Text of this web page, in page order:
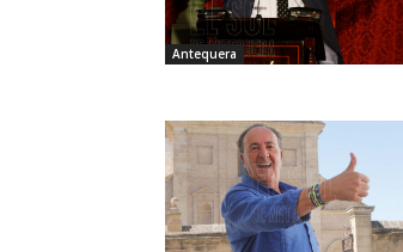
Antequera